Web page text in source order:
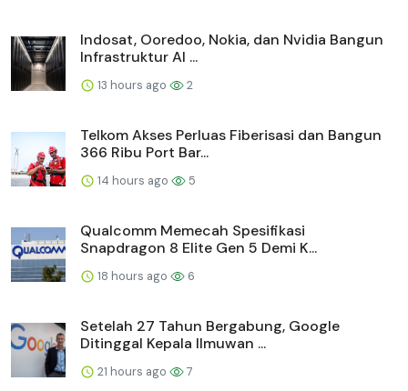
Indosat, Ooredoo, Nokia, dan Nvidia Bangun
Infrastruktur AI ...
13 hours ago 2
Telkom Akses Perluas Fiberisasi dan Bangun
366 Ribu Port Bar...
14 hours ago 5
Qualcomm Memecah Spesifikasi
Snapdragon 8 Elite Gen 5 Demi K...
18 hours ago 6
Setelah 27 Tahun Bergabung, Google
Ditinggal Kepala Ilmuwan ...
21 hours ago 7